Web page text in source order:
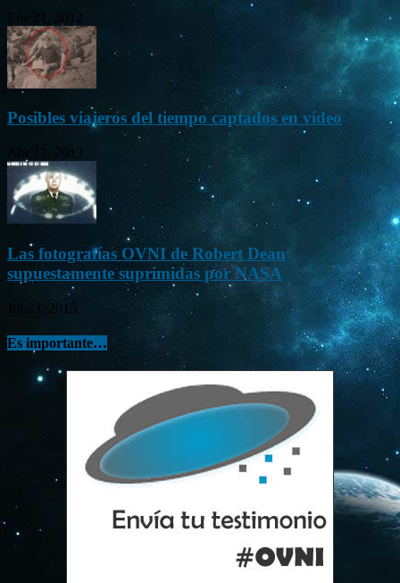
Ene 21, 2012
Posibles viajeros del tiempo captados en vídeo
Abr 13, 2013
Las fotografías OVNI de Robert Dean
supuestamente suprimidas por NASA
Jul 23, 2015
Es importante…